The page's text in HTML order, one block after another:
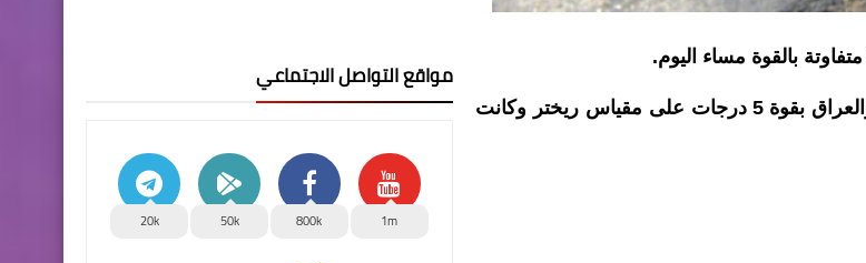
بالقوة مساء اليوم.
وتشير مصادر الى ان الهزة مصدرها المنطقة الحدودية بين ايران والعراق بقوة 5 درجات على مقياس ريختر وكانت
مواقع التواصل الاجتماعي
1m
800k
50k
20k